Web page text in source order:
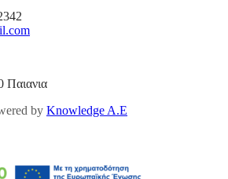
Παιανια
by Knowledge A.E